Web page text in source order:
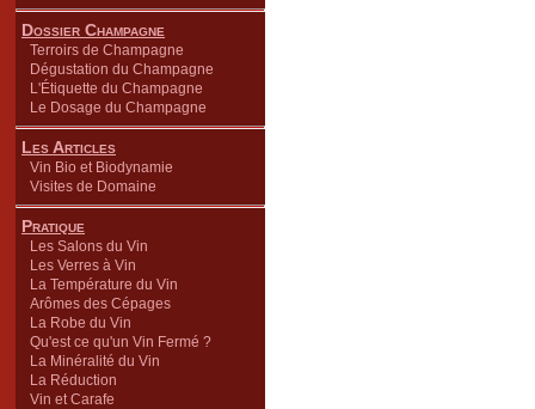
Dossier Champagne
Terroirs de Champagne
Dégustation du Champagne
L'Étiquette du Champagne
Le Dosage du Champagne
Les Articles
Vin Bio et Biodynamie
Visites de Domaine
Pratique
Les Salons du Vin
Les Verres à Vin
La Température du Vin
Arômes des Cépages
La Robe du Vin
Qu'est ce qu'un Vin Fermé ?
La Minéralité du Vin
La Réduction
Vin et Carafe